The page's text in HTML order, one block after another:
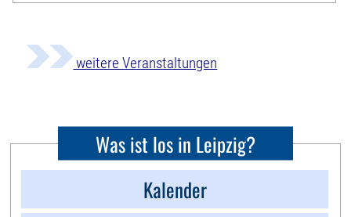
weitere Veranstaltungen
Was ist los in Leipzig?
Kalender